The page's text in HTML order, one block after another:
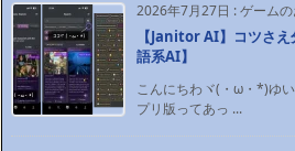
2026年7月27日 :ゲーム
【Janitor AI】コツさ
語系AI】
こんにちわヾ(・ω・*)ゆ
プリ版ってあっ ...